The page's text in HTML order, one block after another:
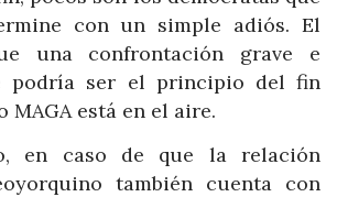
con un simple adiós. El
una confrontación grave e
podría ser el principio del fin
MAGA está en el aire.
en caso de que la relación
también cuenta con